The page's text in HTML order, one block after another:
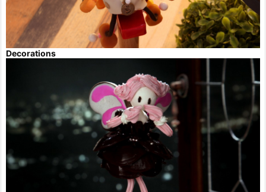
Decorations